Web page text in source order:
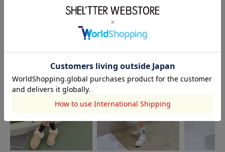
このアイテムを使ったスタッフコーディネート